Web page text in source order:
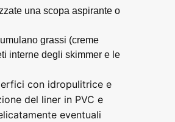
una scopa aspirante o
grassi (creme
interne degli skimmer e le
con idropulitrice e
del liner in PVC e
eventuali